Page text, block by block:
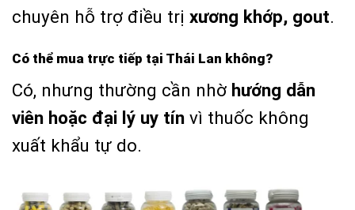
chuyên hỗ trợ điều trị xương khớp, gout.
Có thể mua trực tiếp tại Thái Lan không?
Có, nhưng thường cần nhờ hướng dẫn
viên hoặc đại lý uy tín vì thuốc không
xuất khẩu tự do.